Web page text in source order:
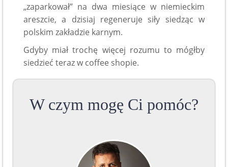
„zaparkował” na dwa miesiące w niemieckim
areszcie, a dzisiaj regeneruje siły siedząc w
polskim zakładzie karnym.
Gdyby miał trochę więcej rozumu to mógłby
siedzieć teraz w coffee shopie.
W czym mogę Ci pomóc?